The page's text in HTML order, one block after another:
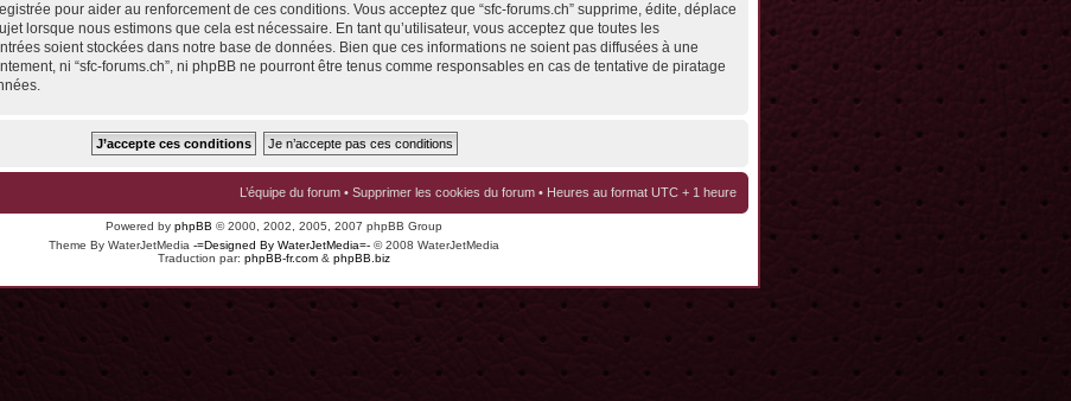
pour aider au renforcement de ces conditions. Vous acceptez que “sfc-forums.ch” supprime, édite, déplace
lorsque nous estimons que cela est nécessaire. En tant qu’utilisateur, vous acceptez que toutes les
soient stockées dans notre base de données. Bien que ces informations ne soient pas diffusées à une
ni “sfc-forums.ch”, ni phpBB ne pourront être tenus comme responsables en cas de tentative de piratage
L’équipe du forum • Supprimer les cookies du forum • Heures au format UTC + 1 heure
Powered by phpBB © 2000, 2002, 2005, 2007 phpBB Group
Theme By WaterJetMedia -=Designed By WaterJetMedia=- © 2008 WaterJetMedia
Traduction par: phpBB-fr.com & phpBB.biz